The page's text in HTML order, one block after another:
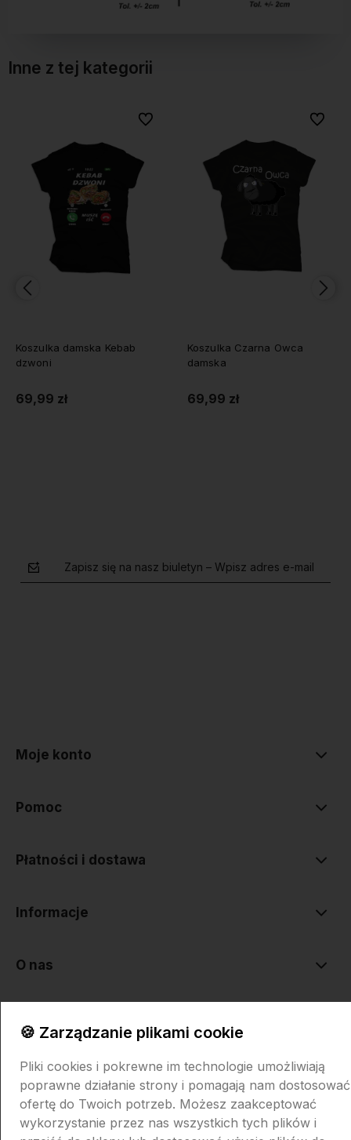
Inne z tej kategorii
Koszulka damska Kebab
dzwoni
69,99 zł
Do ulubionych
Do ulubionych
Koszulka Czarna Owca
damska
69,99 zł
Do
Do
Zapisz się na nasz biuletyn – Wpisz adres e-mail
Moje konto
Pomoc
Płatności i dostawa
Informacje
O nas
Sklep internetowy Shoper.pl Szablon Shoper Modern 3.0™ od
GrowCommerce
🍪 Zarządzanie plikami cookie
Pliki cookies i pokrewne im technologie umożliwiają
poprawne działanie strony i pomagają nam dostosować
ofertę do Twoich potrzeb. Możesz zaakceptować
wykorzystanie przez nas wszystkich tych plików i